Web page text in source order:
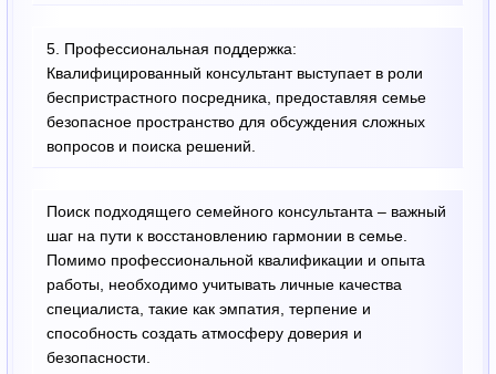
5. Профессиональная поддержка:
Квалифицированный консультант выступает в роли
беспристрастного посредника, предоставляя семье
безопасное пространство для обсуждения сложных
вопросов и поиска решений.
Поиск подходящего семейного консультанта – важный
шаг на пути к восстановлению гармонии в семье.
Помимо профессиональной квалификации и опыта
работы, необходимо учитывать личные качества
специалиста, такие как эмпатия, терпение и
способность создать атмосферу доверия и
безопасности.